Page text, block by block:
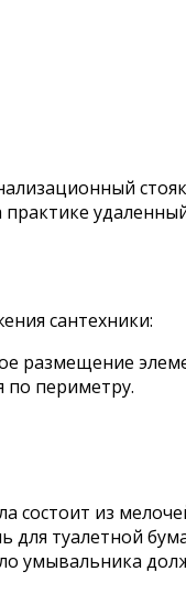
сантехники:
размещение
по периметру.
состоит из
туалетной
умывальника